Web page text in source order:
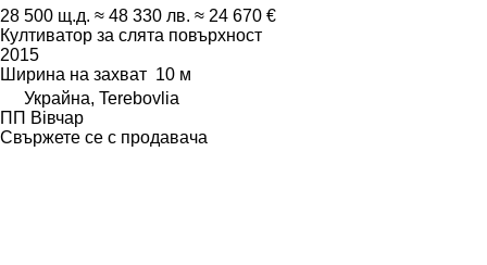
28 500 щ.д. ≈ 48 330 лв. ≈ 24 670 €
Култиватор за слята повърхност
2015
Ширина на захват 10 м
Украйна, Terebovlia
ПП Вівчар
Свържете се с продавача